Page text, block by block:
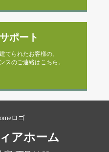
ポート
てられたお客様の、
スのご連絡はこちら。
アホーム